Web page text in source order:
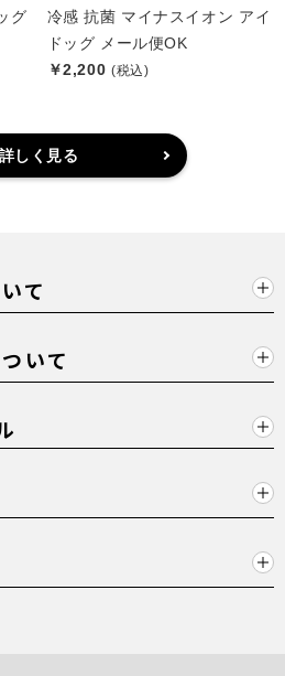
グ
冷感 抗菌 マイナスイオン アイ
ドッグ メール便OK
￥2,200 (税込)
詳しく見る
て
いて